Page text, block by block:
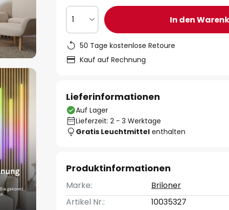
1 In den
50 Tage kostenlose Retoure
Kauf auf Rechnung
Lieferinformationen
Auf Lager
Lieferzeit: 2 - 3 Werktage
Gratis Leuchtmittel enthalten
Produktinformationen
Marke:
Briloner
Artikel Nr.:
10035327